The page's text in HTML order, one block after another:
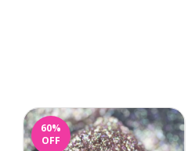
60%
OFF